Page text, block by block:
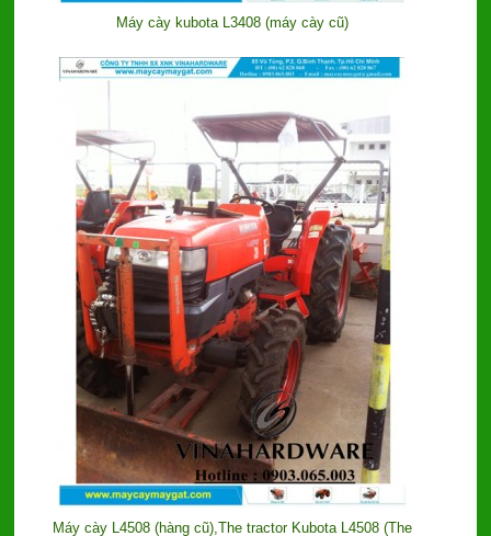
Máy cày kubota L3408 (máy cày cũ)
Máy cày L4508 (hàng cũ),The tractor Kubota L4508 (The